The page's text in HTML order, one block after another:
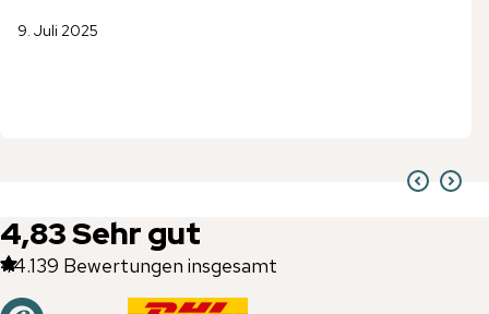
9. Juli 2025
4,83Sehr gut
44.139 Bewertungen insgesamt